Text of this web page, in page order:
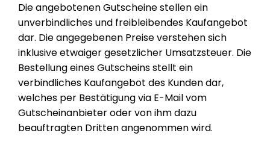
Die angebotenen Gutscheine stellen ein
unverbindliches und freibleibendes Kaufangebot
dar. Die angegebenen Preise verstehen sich
inklusive etwaiger gesetzlicher Umsatzsteuer. Die
Bestellung eines Gutscheins stellt ein
verbindliches Kaufangebot des Kunden dar,
welches per Bestätigung via E-Mail vom
Gutscheinanbieter oder von ihm dazu
beauftragten Dritten angenommen wird.